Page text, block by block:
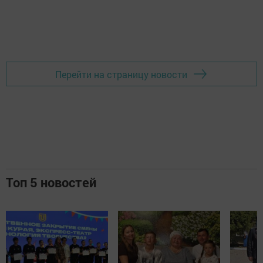
Перейти на страницу новости
Топ 5 новостей